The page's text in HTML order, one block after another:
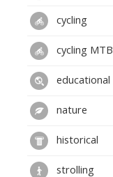
cycling
cycling MTB
educational
nature
historical
strolling